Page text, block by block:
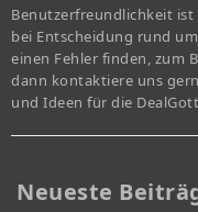
Benutzerfreundlichkeit
bei Entscheidung rund
einen Fehler finden, zum
dann kontaktiere uns
und Ideen für die
Neueste